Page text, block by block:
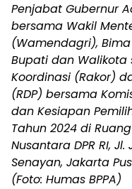
Penjabat Gubernur
bersama Wakil
(Wamendagri),
Bupati dan
Koordinasi (Rakor)
(RDP) bersama
dan Kesiapan
Tahun 2024 di
Nusantara DPR RI,
Senayan, Jakarta
(Foto: Humas BPPA)